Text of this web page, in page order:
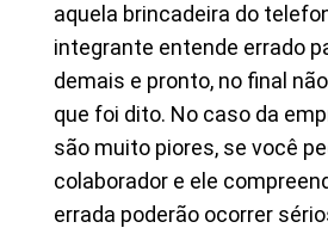
aquela brincadeira do
integrante entende errado
demais e pronto, no final
que foi dito. No caso da
são muito piores, se você
colaborador e ele
errada poderão ocorrer